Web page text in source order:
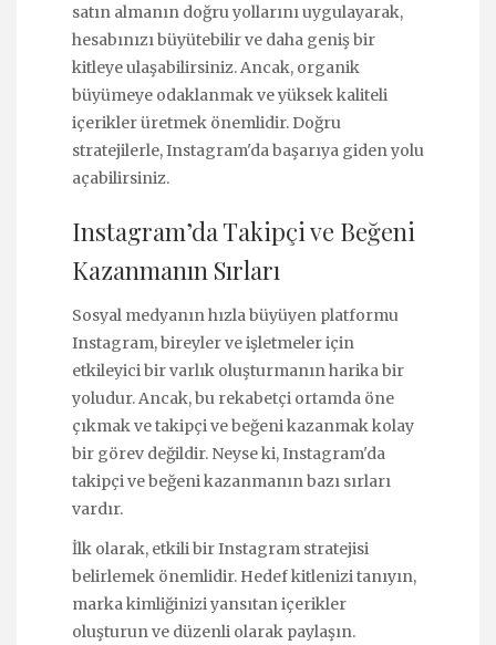
satın almanın doğru yollarını uygulayarak,
hesabınızı büyütebilir ve daha geniş bir
kitleye ulaşabilirsiniz. Ancak, organik
büyümeye odaklanmak ve yüksek kaliteli
içerikler üretmek önemlidir. Doğru
stratejilerle, Instagram'da başarıya giden yolu
açabilirsiniz.
Instagram’da Takipçi ve Beğeni
Kazanmanın Sırları
Sosyal medyanın hızla büyüyen platformu
Instagram, bireyler ve işletmeler için
etkileyici bir varlık oluşturmanın harika bir
yoludur. Ancak, bu rekabetçi ortamda öne
çıkmak ve takipçi ve beğeni kazanmak kolay
bir görev değildir. Neyse ki, Instagram'da
takipçi ve beğeni kazanmanın bazı sırları
vardır.
İlk olarak, etkili bir Instagram stratejisi
belirlemek önemlidir. Hedef kitlenizi tanıyın,
marka kimliğinizi yansıtan içerikler
oluşturun ve düzenli olarak paylaşın.